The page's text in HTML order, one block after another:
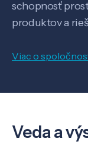
schopnosť
produktov a
Viac o
Veda a